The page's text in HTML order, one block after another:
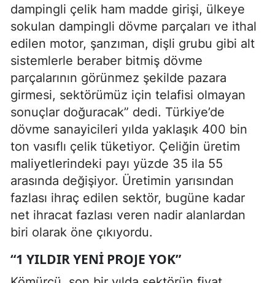
dampingli çelik ham madde girişi, ülkeye
sokulan dampingli dövme parçaları ve ithal
edilen motor, şanzıman, dişli grubu gibi alt
sistemlerle beraber bitmiş dövme
parçalarının görünmez şekilde pazara
girmesi, sektörümüz için telafisi olmayan
sonuçlar doğuracak” dedi. Türkiye’de
dövme sanayicileri yılda yaklaşık 400 bin
ton vasıflı çelik tüketiyor. Çeliğin üretim
maliyetlerindeki payı yüzde 35 ila 55
arasında değişiyor. Üretimin yarısından
fazlası ihraç edilen sektör, bugüne kadar
net ihracat fazlası veren nadir alanlardan
biri olarak öne çıkıyordu.
“1 YILDIR YENI PROJE YOK”